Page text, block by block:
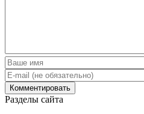
Разделы сайта